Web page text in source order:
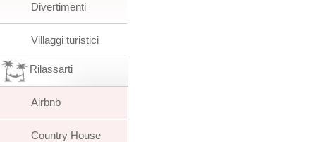
Divertimenti
Villaggi turistici
Rilassarti
Airbnb
Country House